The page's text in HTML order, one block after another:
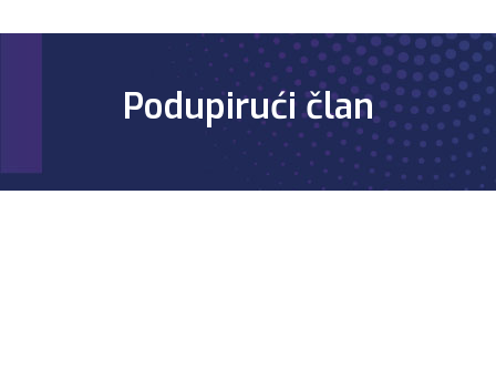
Podupirući član